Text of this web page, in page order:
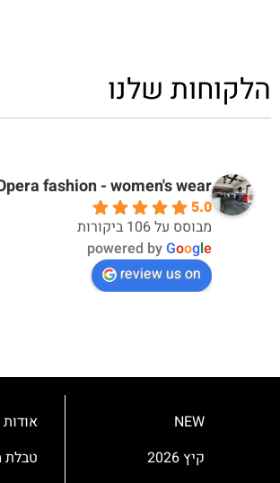
הלקוחות שלנו
fashion - women's wear
5.0
מבוסס על 106 ביקורות
powered byGoogle
review us on
אחלה חוויית קנייה ואחלה מוצרים
NEW
קיץ 2026
טבלת